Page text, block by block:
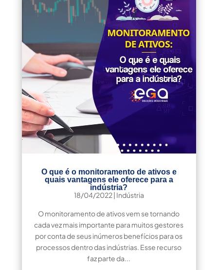
O que é o monitoramento de ativos e
quais vantagens ele oferece para a
indústria?
18/04/2022| Indústria
O monitoramento de ativos vem se tornando
cada vez mais importante para muitos gestores
por conta de seus inúmeros benefícios para os
processos dentro das indústrias. Esse recurso
faz parte da...